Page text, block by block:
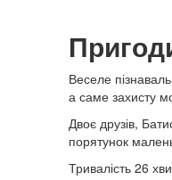
Веселе
а саме захисту
Двоє друзів,
порятунок
Тривалість 26